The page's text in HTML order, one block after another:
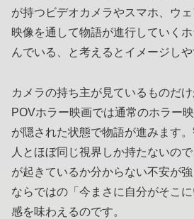
が持つビデオカメラやスマホ、ウ
映像を通して物語が進行していく
んでいる、と考えるとイメージしや
カメラの持ち主が見ているものだけ
POVホラー映画では通常のホラー
が隠された状態で物語が進みます
人とほぼ同じ視界しか持たないの
が起きているか分からない不安が
ならではの「今まさに自分がそこ
感を味わえるのです。